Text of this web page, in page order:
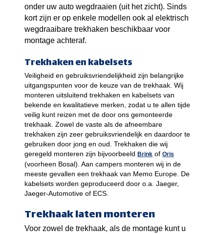
onder uw auto wegdraaien (uit het zicht). Sinds
kort zijn er op enkele modellen ook al elektrisch
wegdraaibare trekhaken beschikbaar voor
montage achteraf.
Trekhaken en kabelsets
Veiligheid en gebruiksvriendelijkheid zijn belangrijke
uitgangspunten voor de keuze van de trekhaak. Wij
monteren uitsluitend trekhaken en kabelsets van
bekende en kwalitatieve merken, zodat u te allen tijde
veilig kunt reizen met de door ons gemonteerde
trekhaak. Zowel de vaste als de afneembare
trekhaken zijn zeer gebruiksvriendelijk en daardoor te
gebruiken door jong en oud. Trekhaken die wij
geregeld monteren zijn bijvoorbeeld Brink of Oris
(voorheen Bosal). Aan campers monteren wij in de
meeste gevallen een trekhaak van Memo Europe. De
kabelsets worden geproduceerd door o.a. Jaeger,
Jaeger-Automotive of ECS.
Trekhaak laten monteren
Voor zowel de trekhaak, als de montage kunt u